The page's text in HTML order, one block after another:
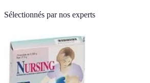
Sélectionnés par nos experts